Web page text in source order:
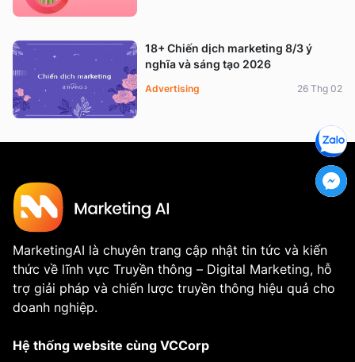
18+ Chiến dịch marketing 8/3 ý
nghĩa và sáng tạo 2026
Advertising 26 Thg 02
MarketingAI là chuyên trang cập nhật tin tức và kiến
thức về lĩnh vực Truyền thông – Digital Marketing, hỗ
trợ giải pháp và chiến lược truyền thông hiệu quả cho
doanh nghiệp.
Hệ thống website cùng VCCorp